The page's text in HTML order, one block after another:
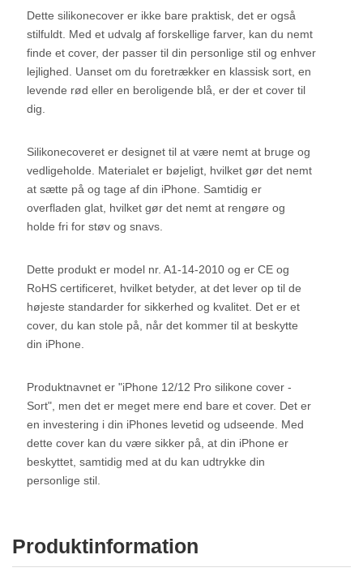
Dette silikonecover er ikke bare praktisk, det er også
stilfuldt. Med et udvalg af forskellige farver, kan du nemt
finde et cover, der passer til din personlige stil og enhver
lejlighed. Uanset om du foretrækker en klassisk sort, en
levende rød eller en beroligende blå, er der et cover til
dig.
Silikonecoveret er designet til at være nemt at bruge og
vedligeholde. Materialet er bøjeligt, hvilket gør det nemt
at sætte på og tage af din iPhone. Samtidig er
overfladen glat, hvilket gør det nemt at rengøre og
holde fri for støv og snavs.
Dette produkt er model nr. A1-14-2010 og er CE og
RoHS certificeret, hvilket betyder, at det lever op til de
højeste standarder for sikkerhed og kvalitet. Det er et
cover, du kan stole på, når det kommer til at beskytte
din iPhone.
Produktnavnet er "iPhone 12/12 Pro silikone cover -
Sort", men det er meget mere end bare et cover. Det er
en investering i din iPhones levetid og udseende. Med
dette cover kan du være sikker på, at din iPhone er
beskyttet, samtidig med at du kan udtrykke din
personlige stil.
Produktinformation